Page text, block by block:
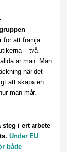
för att främja
– två
är män. Män
när det
att skapa en
man mår.
steg i ert arbete
Under EU
både